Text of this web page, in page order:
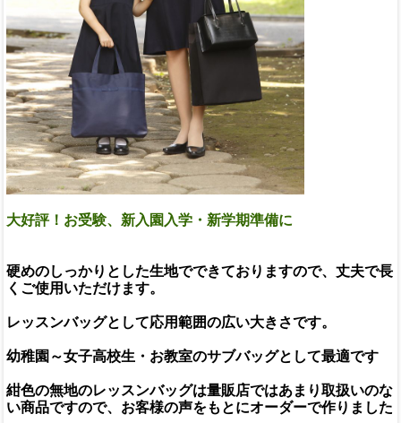
大好評！お受験、新入園入学・新学期準備に
硬めのしっかりとした生地でできておりますので、丈夫で長
くご使用いただけます。
レッスンバッグとして応用範囲の広い大きさです。
幼稚園～女子高校生・お教室のサブバッグとして最適です
紺色の無地のレッスンバッグは量販店ではあまり取扱いのな
い商品ですので、お客様の声をもとにオーダーで作りました